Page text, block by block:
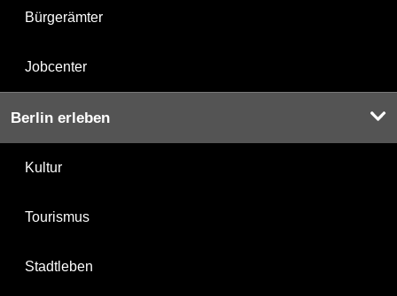
Bürgerämter
Jobcenter
Berlin erleben
Kultur
Tourismus
Stadtleben